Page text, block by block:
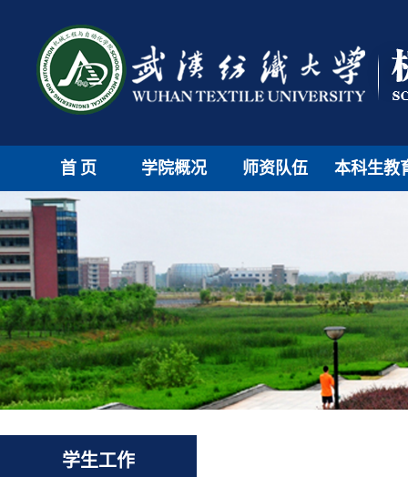
首页 学院概况 师资队伍 本科生教
学生工作